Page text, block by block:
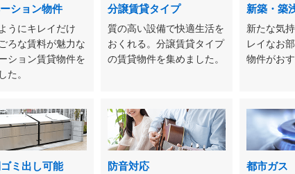
ション物件
うにキレイだけ
ろな賃料が魅力な
ション賃貸物件を
た。
分譲賃貸タイプ
質の高い設備で快適生活を
おくれる。分譲賃貸タイプ
の賃貸物件を集めました。
新築・築
新たな気
レイなお
物件がおす
ミ出し可能 防音対応 都市ガス